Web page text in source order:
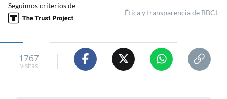
Seguimos criterios de
Ética y transparencia de BBCL
1767
visitas